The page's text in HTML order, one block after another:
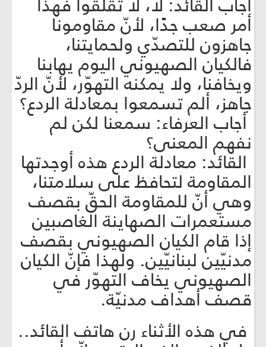
أمر صعب جدًا، لأنّ مقاومونا
جاهزون للتصدّي ولحمايتنا،
فالكيان الصهيوني اليوم يهابنا
ويخافنا، ولا يمكنه التهوّر، لأنّ الردّ
جاهز، ألم تسمعوا بمعادلة الردع؟
أجاب العرفاء: سمعنا لكن لم
نفهم المعنى؟
القائد: معادلة الردع هذه أوجدتها
المقاومة لتحافظ على سلامتنا،
وهي أنّ للمقاومة الحقّ بقصف
مستعمرات الصهاينة الغاصبين
إذا قام الكيان الصهيوني بقصف
مدنيّين لبنانيّين. ولهذا فإنّ الكيان
الصهيوني يخاف التهوّر في
قصف أهداف مدنيّة.
في هذه الأثناء رن هاتف القائد..